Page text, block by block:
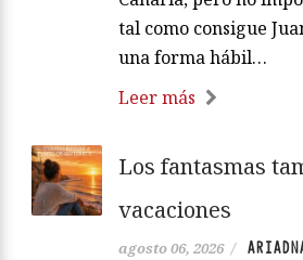
tal como consigue
una forma hábil…
Leer más
Los fantasmas
vacaciones
agosto 06, 2026 /